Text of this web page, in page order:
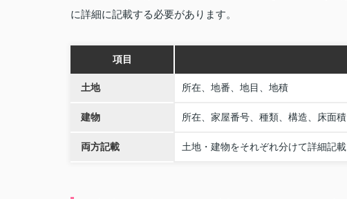
に詳細に記載する必要があります。
項目
土地 所在、地番、地目、地積
建物 所在、家屋番号、種類、構造、床面積
両方記載 土地・建物をそれぞれ分けて詳細記載